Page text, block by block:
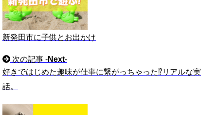
新発田市に子供とお出かけ
次の記事 -Next-
好きではじめた趣味が仕事に繋がっちゃった⁉︎リアルな実
話。